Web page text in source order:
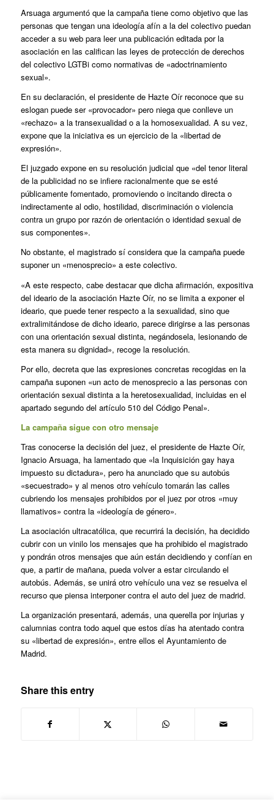
Arsuaga argumentó que la campaña tiene como objetivo que las
personas que tengan una ideología afín a la del colectivo puedan
acceder a su web para leer una publicación editada por la
asociación en las califican las leyes de protección de derechos
del colectivo LGTBi como normativas de «adoctrinamiento
sexual».
En su declaración, el presidente de Hazte Oír reconoce que su
eslogan puede ser «provocador» pero niega que conlleve un
«rechazo» a la transexualidad o a la homosexualidad. A su vez,
expone que la iniciativa es un ejercicio de la «libertad de
expresión».
El juzgado expone en su resolución judicial que «del tenor literal
de la publicidad no se infiere racionalmente que se esté
públicamente fomentado, promoviendo o incitando directa o
indirectamente al odio, hostilidad, discriminación o violencia
contra un grupo por razón de orientación o identidad sexual de
sus componentes».
No obstante, el magistrado sí considera que la campaña puede
suponer un «menosprecio» a este colectivo.
«A este respecto, cabe destacar que dicha afirmación, expositiva
del ideario de la asociación Hazte Oír, no se limita a exponer el
ideario, que puede tener respecto a la sexualidad, sino que
extralimitándose de dicho ideario, parece dirigirse a las personas
con una orientación sexual distinta, negándosela, lesionando de
esta manera su dignidad», recoge la resolución.
Por ello, decreta que las expresiones concretas recogidas en la
campaña suponen «un acto de menosprecio a las personas con
orientación sexual distinta a la heretosexualidad, incluidas en el
apartado segundo del artículo 510 del Código Penal».
La campaña sigue con otro mensaje
Tras conocerse la decisión del juez, el presidente de Hazte Oír,
Ignacio Arsuaga, ha lamentado que «la Inquisición gay haya
impuesto su dictadura», pero ha anunciado que su autobús
«secuestrado» y al menos otro vehículo tomarán las calles
cubriendo los mensajes prohibidos por el juez por otros «muy
llamativos» contra la «ideología de género».
La asociación ultracatólica, que recurrirá la decisión, ha decidido
cubrir con un vinilo los mensajes que ha prohibido el magistrado
y pondrán otros mensajes que aún están decidiendo y confían en
que, a partir de mañana, pueda volver a estar circulando el
autobús. Además, se unirá otro vehículo una vez se resuelva el
recurso que piensa interponer contra el auto del juez de madrid.
La organización presentará, además, una querella por injurias y
calumnias contra todo aquel que estos días ha atentado contra
su «libertad de expresión», entre ellos el Ayuntamiento de
Madrid.
Share this entry